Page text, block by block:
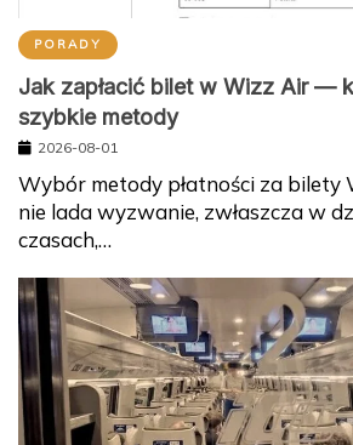
PORADY
Jak zapłacić bilet w Wizz Air —
szybkie metody
2026-08-01
Wybór metody płatności za
nie lada wyzwanie, zwłaszcza w
czasach,…